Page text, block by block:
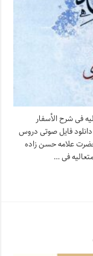
فی شرح الأسفار
فایل صوتی دروس
حضرت علامه حسن زاده
فی …